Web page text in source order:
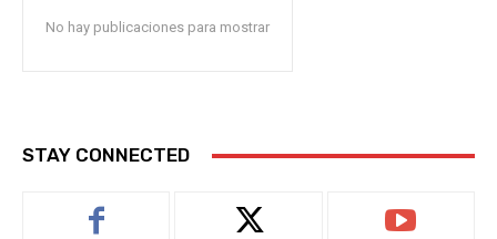
No hay publicaciones para mostrar
STAY CONNECTED